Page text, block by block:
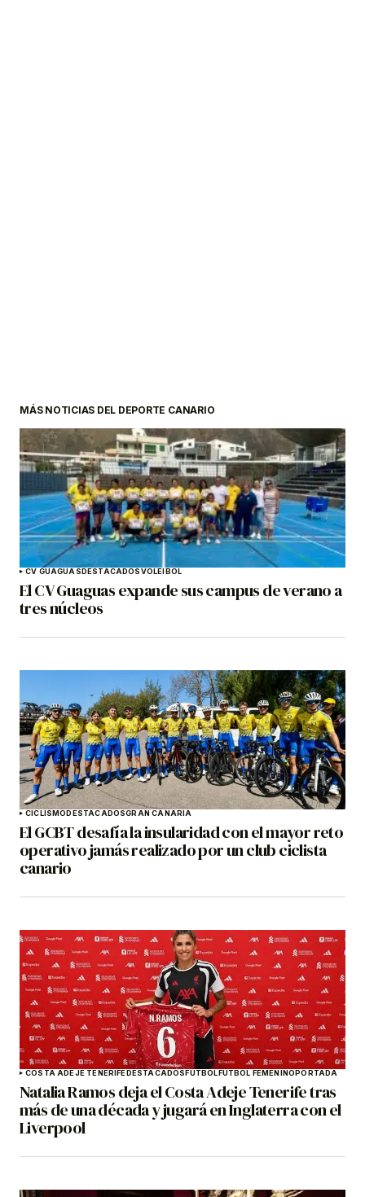
MÁS NOTICIAS DEL DEPORTE CANARIO
CV GUAGUASDESTACADOSVOLEIBOL
El CV Guaguas expande sus campus de verano a
tres núcleos
CICLISMODESTACADOSGRAN CANARIA
El GCBT desafía la insularidad con el mayor reto
operativo jamás realizado por un club ciclista
canario
COSTA ADEJE TENERIFEDESTACADOSFÚTBOLFÚTBOL FEMENINOPORTADA
Natalia Ramos deja el Costa Adeje Tenerife tras
más de una década y jugará en Inglaterra con el
Liverpool